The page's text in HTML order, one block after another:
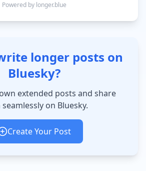
Powered by longer.blue
longer posts on
Bluesky?
extended posts and share
on Bluesky.
Create Your Post